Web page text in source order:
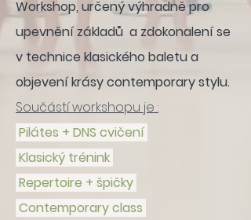
Workshop, určený výhradně pro
upevnění základů a zdokonalení se
v technice klasického baletu a
objevení krásy contemporary stylu.
Součástí workshopu je :
Pilátes + DNS cvičení
Klasický trénink
Repertoire + špičky
Contemporary class